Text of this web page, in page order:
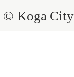
© Koga City